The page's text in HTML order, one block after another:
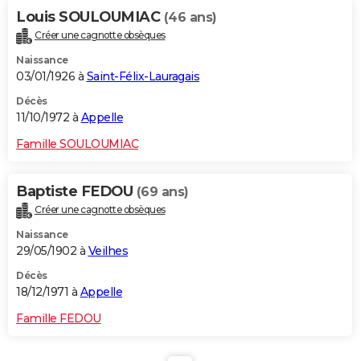
Louis SOULOUMIAC (46 ans)
Créer une cagnotte obsèques
Naissance
03/01/1926 à Saint-Félix-Lauragais
Décès
11/10/1972 à Appelle
Famille SOULOUMIAC
Baptiste FEDOU (69 ans)
Créer une cagnotte obsèques
Naissance
29/05/1902 à Veilhes
Décès
18/12/1971 à Appelle
Famille FEDOU